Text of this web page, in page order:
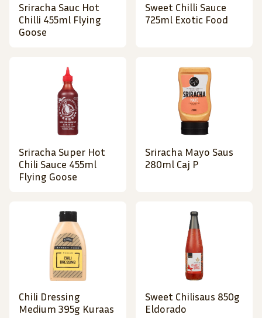
Sriracha Sauc Hot
Chilli 455ml Flying
Goose
Sweet Chilli Sauce
725ml Exotic Food
Sriracha Super Hot
Chili Sauce 455ml
Flying Goose
Sriracha Mayo Saus
280ml Caj P
Chili Dressing
Medium 395g Kuraas
Sweet Chilisaus 850g
Eldorado